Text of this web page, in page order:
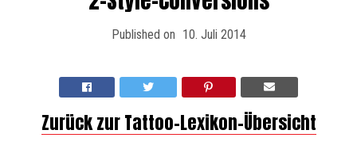
Published on 10. Juli 2014
Zurück zur Tattoo-Lexikon-Übersicht